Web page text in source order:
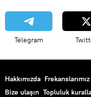
Telegram
Hakkımızda Frekanslarımız
Bize ulaşın Topluluk